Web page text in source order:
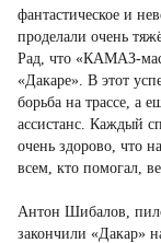
фантастическое и
проделали очень
Рад, что «КАМАЗ-
«Дакаре». В этот
борьба на трассе, а
ассистанс. Каждый
очень здорово, что
всем, кто помогал,
Антон Шибалов,
закончили «Дакар»